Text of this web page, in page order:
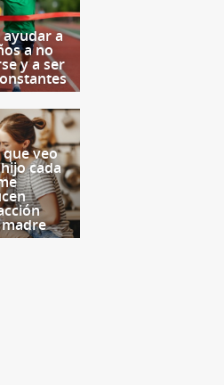
a
a no
y a ser
que veo
cada